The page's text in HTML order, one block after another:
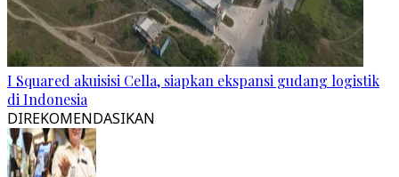
I Squared akuisisi Cella, siapkan ekspansi gudang logistik
di Indonesia
DIREKOMENDASIKAN